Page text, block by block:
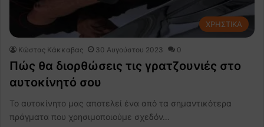
ΧΡΗΣΤΙΚΑ
Κώστας Κάκκαβας 30 Αυγούστου 2023 0
Πώς θα διορθώσεις τις γρατζουνιές στο
αυτοκίνητό σου
Το αυτοκίνητο μας αποτελεί ένα από τα σημαντικότερα
πράγματα που χρησιμοποιούμε σχεδόν…